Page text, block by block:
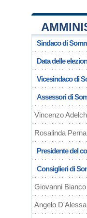
Sindaco di
Data delle
Vicesindaco di
Assessori di
Vincenzo
Rosalinda Perna
Presidente del
Consiglieri di
Giovanni Bianco
Angelo